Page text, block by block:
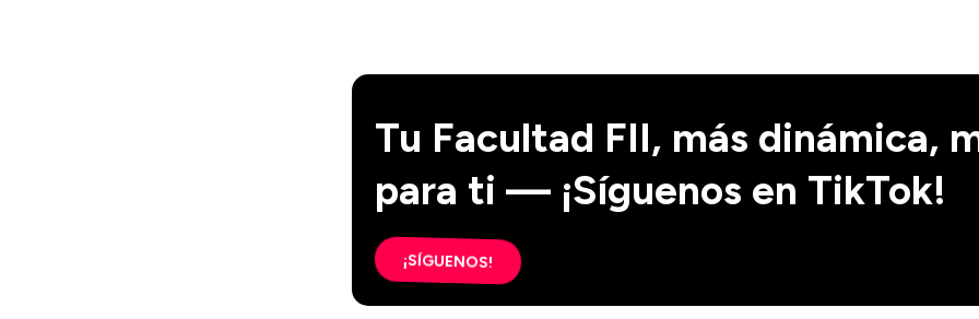
Tu Facultad FII, más dinámica,
para ti — ¡Síguenos en TikTok!
¡SÍGUENOS!